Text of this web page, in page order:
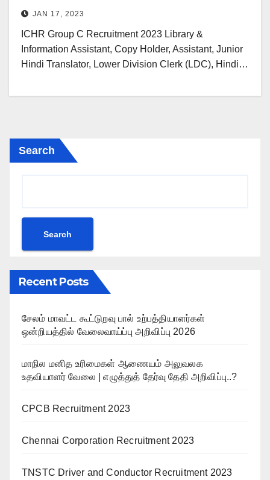
JAN 17, 2023
ICHR Group C Recruitment 2023 Library &
Information Assistant, Copy Holder, Assistant, Junior
Hindi Translator, Lower Division Clerk (LDC), Hindi…
Search
Search
Recent Posts
சேலம் மாவட்ட கூட்டுறவு பால் உற்பத்தியாளர்கள்
ஒன்றியத்தில் வேலைவாய்ப்பு அறிவிப்பு 2026
மாநில மனித உரிமைகள் ஆணையம் அலுவலக
உதவியாளர் வேலை | எழுத்துத் தேர்வு தேதி அறிவிப்பு..?
CPCB Recruitment 2023
Chennai Corporation Recruitment 2023
TNSTC Driver and Conductor Recruitment 2023